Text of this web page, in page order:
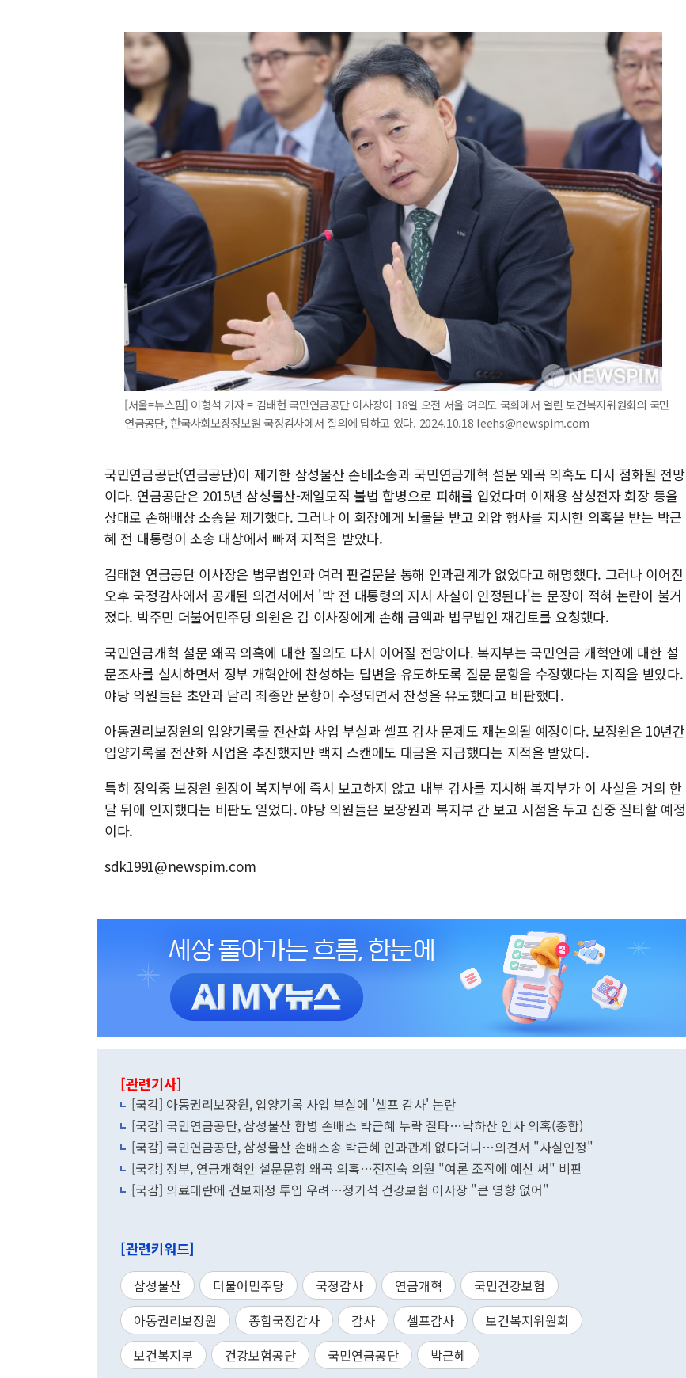
[서울=뉴스핌] 이형석 기자 = 김태현 국민연금공단 이사장이 18일 오전 서울 여의도 국회에서 열린 보건복지위원회의 국민
연금공단, 한국사회보장정보원 국정감사에서 질의에 답하고 있다. 2024.10.18 leehs@newspim.com
국민연금공단(연금공단)이 제기한 삼성물산 손배소송과 국민연금개혁 설문 왜곡 의혹도 다시 점화될 전망
이다. 연금공단은 2015년 삼성물산-제일모직 불법 합병으로 피해를 입었다며 이재용 삼성전자 회장 등을
상대로 손해배상 소송을 제기했다. 그러나 이 회장에게 뇌물을 받고 외압 행사를 지시한 의혹을 받는 박근
혜 전 대통령이 소송 대상에서 빠져 지적을 받았다.
김태현 연금공단 이사장은 법무법인과 여러 판결문을 통해 인과관계가 없었다고 해명했다. 그러나 이어진
오후 국정감사에서 공개된 의견서에서 '박 전 대통령의 지시 사실이 인정된다'는 문장이 적혀 논란이 불거
졌다. 박주민 더불어민주당 의원은 김 이사장에게 손해 금액과 법무법인 재검토를 요청했다.
국민연금개혁 설문 왜곡 의혹에 대한 질의도 다시 이어질 전망이다. 복지부는 국민연금 개혁안에 대한 설
문조사를 실시하면서 정부 개혁안에 찬성하는 답변을 유도하도록 질문 문항을 수정했다는 지적을 받았다.
야당 의원들은 초안과 달리 최종안 문항이 수정되면서 찬성을 유도했다고 비판했다.
아동권리보장원의 입양기록물 전산화 사업 부실과 셀프 감사 문제도 재논의될 예정이다. 보장원은 10년간
입양기록물 전산화 사업을 추진했지만 백지 스캔에도 대금을 지급했다는 지적을 받았다.
특히 정익중 보장원 원장이 복지부에 즉시 보고하지 않고 내부 감사를 지시해 복지부가 이 사실을 거의 한
달 뒤에 인지했다는 비판도 일었다. 야당 의원들은 보장원과 복지부 간 보고 시점을 두고 집중 질타할 예정
이다.
sdk1991@newspim.com
[관련기사]
[국감] 아동권리보장원, 입양기록 사업 부실에 '셀프 감사' 논란
[국감] 국민연금공단, 삼성물산 합병 손배소 박근혜 누락 질타…낙하산 인사 의혹(종합)
[국감] 국민연금공단, 삼성물산 손배소송 박근혜 인과관계 없다더니…의견서 "사실인정"
[국감] 정부, 연금개혁안 설문문항 왜곡 의혹…전진숙 의원 "여론 조작에 예산 써" 비판
[국감] 의료대란에 건보재정 투입 우려…정기석 건강보험 이사장 "큰 영향 없어"
[관련키워드]
삼성물산 더불어민주당 국정감사 연금개혁
국민건강보험
아동권리보장원
종합국정감사 감사 셀프감사
보건복지위원회
보건복지부
건강보험공단 국민연금공단 박근혜